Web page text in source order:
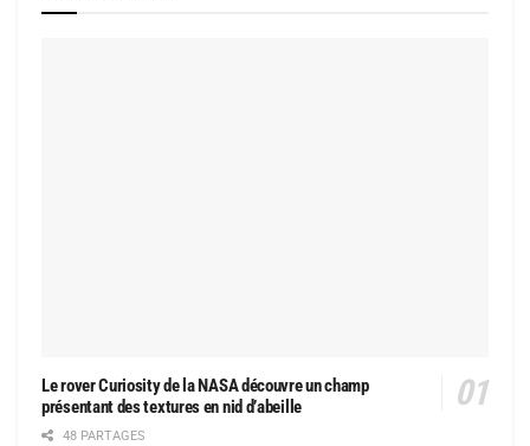
Le rover Curiosity de la NASA découvre un champ
présentant des textures en nid d’abeille
48 PARTAGES